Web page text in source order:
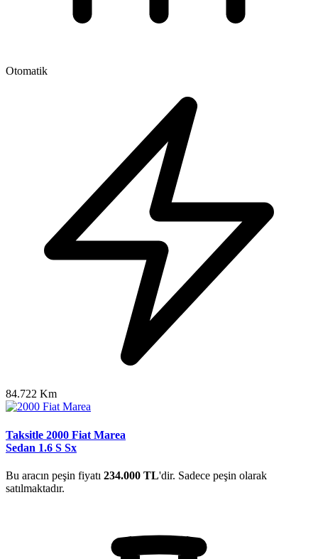
Otomatik
84.722 Km
Taksitle 2000 Fiat Marea
Sedan 1.6 S Sx
Bu aracın peşin fiyatı 234.000 TL'dir. Sadece peşin olarak
satılmaktadır.